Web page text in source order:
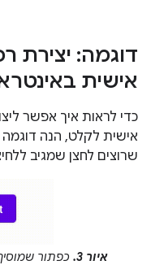
דוגמה: יצירת
אישית
כדי לראות איך אפשר
אישית לקלט, הנה דוגמה
שרוצים לחצן שמגיב
איור 3. כפתור